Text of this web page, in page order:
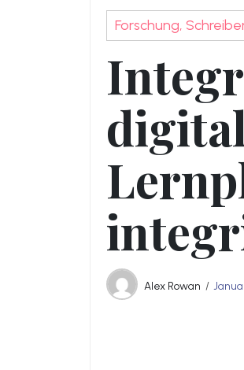
Forschung,
Alex Rowan